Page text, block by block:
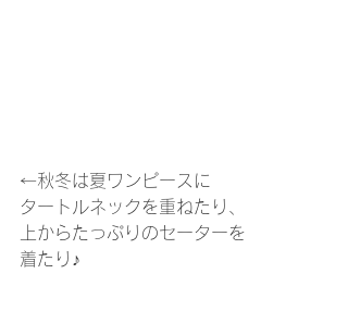
←秋冬は夏ワンピースに
タートルネックを重ねたり、
上からたっぷりのセーターを
着たり♪